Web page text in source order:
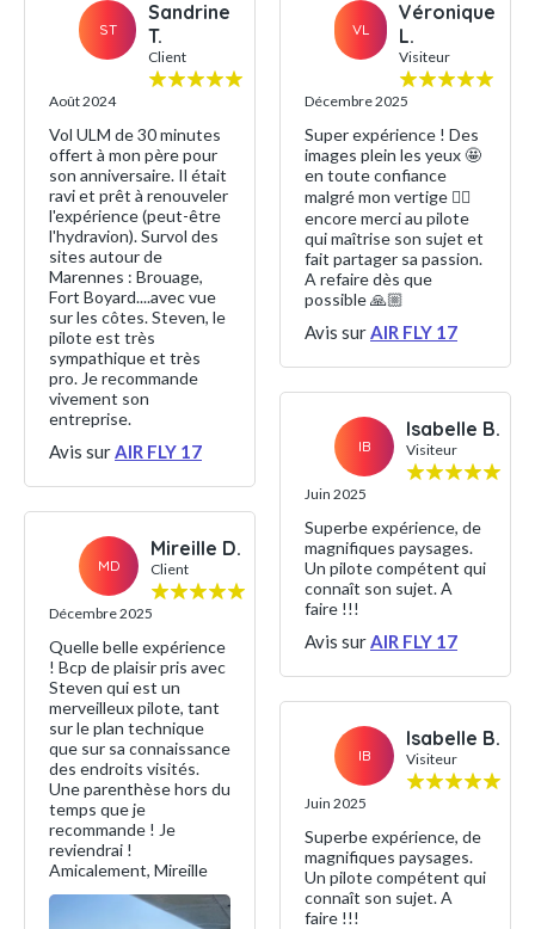
ST
Sandrine
T.
Client
Août 2024
Vol ULM de 30 minutes
offert à mon père pour
son anniversaire. Il était
ravi et prêt à renouveler
l'expérience (peut-être
l'hydravion). Survol des
sites autour de
Marennes : Brouage,
Fort Boyard....avec vue
sur les côtes. Steven, le
pilote est très
sympathique et très
pro. Je recommande
vivement son
entreprise.
Avis surAIR FLY 17
MD
Mireille D.
Client
Décembre 2025
Quelle belle expérience
! Bcp de plaisir pris avec
Steven qui est un
merveilleux pilote, tant
sur le plan technique
que sur sa connaissance
des endroits visités.
Une parenthèse hors du
temps que je
recommande ! Je
reviendrai !
Amicalement, Mireille
VL
Véronique
L.
Visiteur
Décembre 2025
Super expérience ! Des
images plein les yeux 🤩
en toute confiance
malgré mon vertige 👌🏼
encore merci au pilote
qui maîtrise son sujet et
fait partager sa passion.
A refaire dès que
possible 🙏🏼
Avis surAIR FLY 17
IB
Isabelle B.
Visiteur
Juin 2025
Superbe expérience, de
magnifiques paysages.
Un pilote compétent qui
connaît son sujet. A
faire !!!
Avis surAIR FLY 17
IB
Isabelle B.
Visiteur
Juin 2025
Superbe expérience, de
magnifiques paysages.
Un pilote compétent qui
connaît son sujet. A
faire !!!